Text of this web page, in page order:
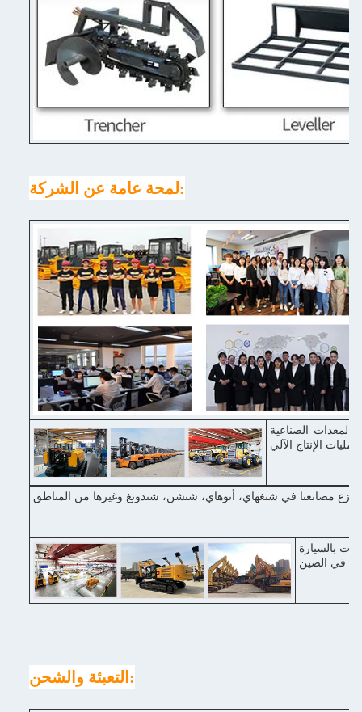
لمحة عامة عن الشركة:
والمعدات الصناعية
رئيسي في شنغهاي، مع وسائل النقل المريحة، 2-3 ساعات بالسيارة
التعبئة والشحن: